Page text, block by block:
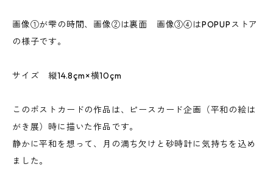
画像①が雫の時間、画像②は裏面 画像③④はPOPUPストア
の様子です。
サイズ 縦14.8çm×横10çm
このポストカードの作品は、ピースカード企画（平和の絵は
がき展）時に描いた作品です。
静かに平和を想って、月の満ち欠けと砂時計に気持ちを込め
ました。